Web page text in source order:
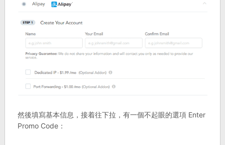
然後填寫基本信息，接着往下拉，有一個不起眼的選項 Enter
Promo Code：